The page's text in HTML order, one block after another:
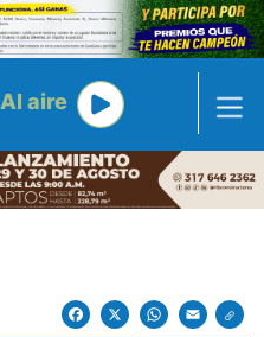
Al aire
FacebookX WhatsAppEmail